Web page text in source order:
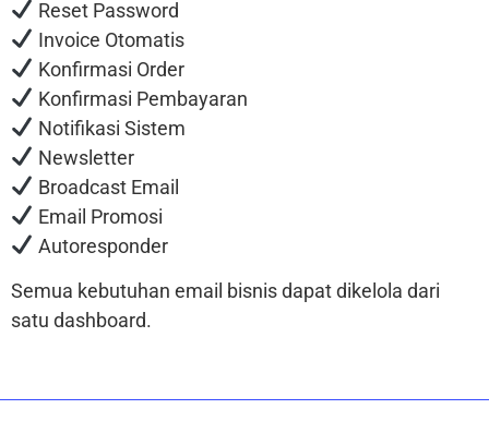
Reset Password
Invoice Otomatis
Konfirmasi Order
Konfirmasi Pembayaran
Notifikasi Sistem
Newsletter
Broadcast Email
Email Promosi
Autoresponder
Semua kebutuhan email bisnis dapat dikelola dari
satu dashboard.